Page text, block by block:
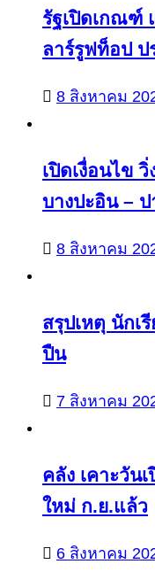
รัฐเปิดเกณฑ์
ลาร์รูฟท็อป ป
8 สิงหาคม
เปิดเงื่อนไข
บางปะอิน –
8 สิงหาคม
สรุปเหตุ นักเ
ปืน
7 สิงหาคม
คลัง เคาะวัน
ใหม่ ก.ย.แล้ว
6 สิงหาคม